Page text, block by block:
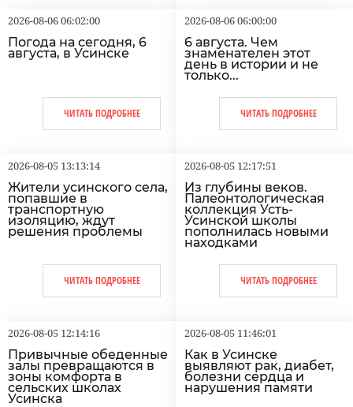
2026-08-06 06:02:00
Погода на сегодня, 6
августа, в Усинске
ЧИТАТЬ ПОДРОБНЕЕ
2026-08-06 06:00:00
6 августа. Чем
знаменателен этот
день в истории и не
только...
ЧИТАТЬ ПОДРОБНЕЕ
2026-08-05 13:13:14
Жители усинского села,
попавшие в
транспортную
изоляцию, ждут
решения проблемы
ЧИТАТЬ ПОДРОБНЕЕ
2026-08-05 12:17:51
Из глубины веков.
Палеонтологическая
коллекция Усть-
Усинской школы
пополнилась новыми
находками
ЧИТАТЬ ПОДРОБНЕЕ
2026-08-05 12:14:16
Привычные обеденные
залы превращаются в
зоны комфорта в
сельских школах
Усинска
2026-08-05 11:46:01
Как в Усинске
выявляют рак, диабет,
болезни сердца и
нарушения памяти